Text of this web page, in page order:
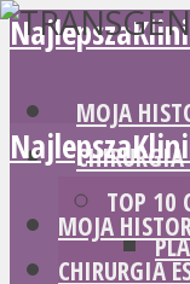
MOJA
CHIRURGIA
TOP 10
MOJA
CHIRURGIA